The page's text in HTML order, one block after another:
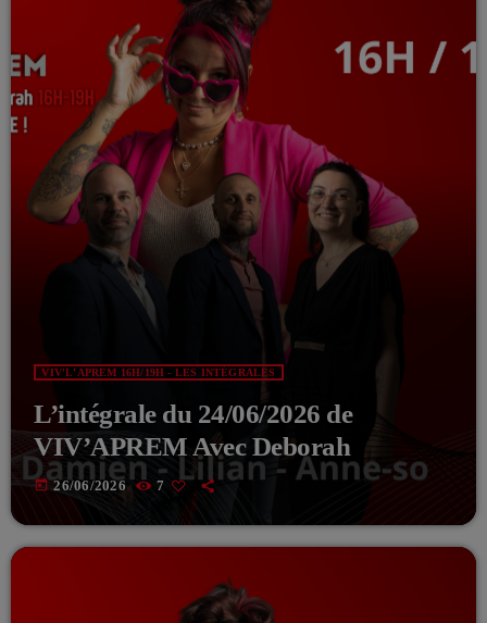
VIV'L'APREM 16H/19H - LES INTÉGRALES
L’intégrale du 24/06/2026 de
VIV’APREM Avec Deborah
today 26/06/2026 7